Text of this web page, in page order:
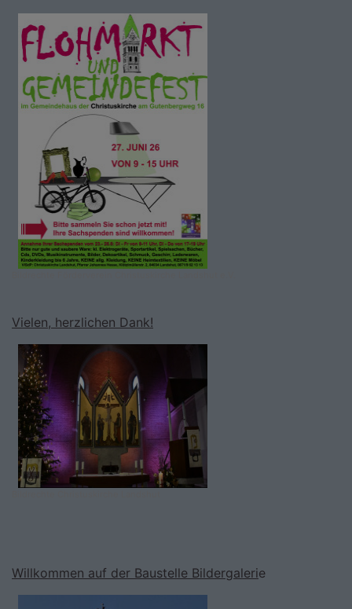
Vielen, herzlichen Dank!
Willkommen auf der Baustelle Bildergalerie